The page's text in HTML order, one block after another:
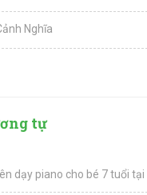
Nghĩa
tự
dạy piano cho bé 7 tuổi tại